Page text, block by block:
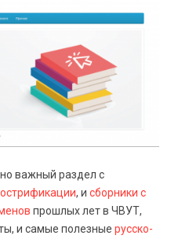
важный раздел с
, и сборники с
прошлых лет в ЧВУТ,
и самые полезные русско-